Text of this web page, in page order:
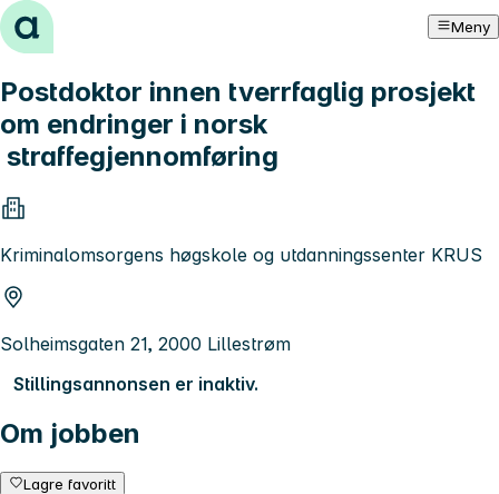
Hopp til innhold Meny
Postdoktor innen tverrfaglig prosjekt
om endringer i norsk
straffegjennomføring
Kriminalomsorgens høgskole og utdanningssenter KRUS
Solheimsgaten 21, 2000 Lillestrøm
Stillingsannonsen er inaktiv.
Om jobben
Lagre favoritt